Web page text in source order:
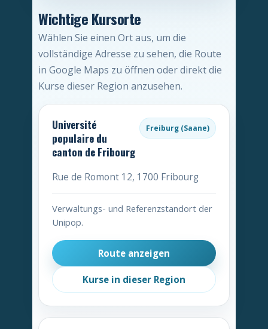
Wichtige Kursorte
Wählen Sie einen Ort aus, um die
vollständige Adresse zu sehen, die Route
in Google Maps zu öffnen oder direkt die
Kurse dieser Region anzusehen.
Université
populaire du
canton de Fribourg
Freiburg (Saane)
Rue de Romont 12, 1700 Fribourg
Verwaltungs- und Referenzstandort der
Unipop.
Route anzeigen
Kurse in dieser Region